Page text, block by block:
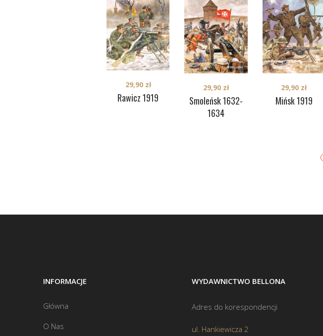
Rawicz 1919
29,90 zł
Smoleńsk 1632-
1634
29,90 zł
Mińsk 1919
29,90 zł
INFORMACJE
Główna
O Nas
WYDAWNICTWO BELLONA
Adres do korespondencji
ul. Hankiewicza 2